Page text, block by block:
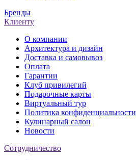
Бренды
Клиенту
О компании
Архитектура и дизайн
Доставка и самовывоз
Оплата
Гарантии
Клуб привилегий
Подарочные карты
Виртуальный тур
Политика конфиденциальности
Кулинарный салон
Новости
Сотрудничество